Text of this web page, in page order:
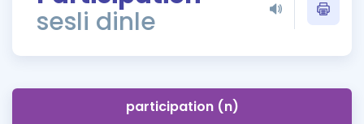
Kampanyalar
İngilizce Gramer
sesli dinle
participation (n)